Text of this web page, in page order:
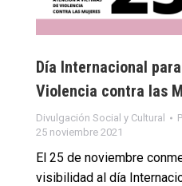
Día Internacional
Violencia contra las
Divulgación Social y Cultural
25 noviembre 2021
El 25 de noviembre
visibilidad al día